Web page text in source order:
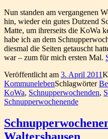
Nun standen am vergangenen
hin, wieder ein gutes Dutzend
Matte, um ihrerseits die KoWa
habe ich an dem
diesmal die Seiten getauscht
war – zum für mich ersten Mal.
Veröffentlicht am 3. April 2011
KommunelebenSchlagwörter
KoWa, Schnupperwochenden,
Schnupperwochenende
Waltershausen